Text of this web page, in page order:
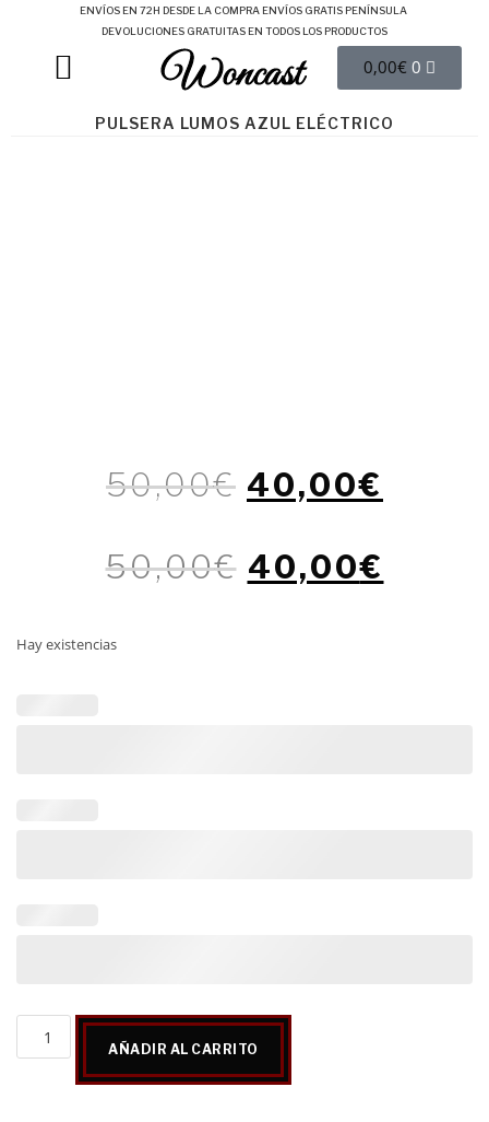
ENVÍOS EN 72H DESDE LA COMPRA ENVÍOS GRATIS PENÍNSULA
DEVOLUCIONES GRATUITAS EN TODOS LOS PRODUCTOS
Woncast 0,00€ 0
PULSERA LUMOS AZUL ELÉCTRICO
50,00€ 40,00€
50,00€ 40,00€
Hay existencias
AÑADIR AL CARRITO